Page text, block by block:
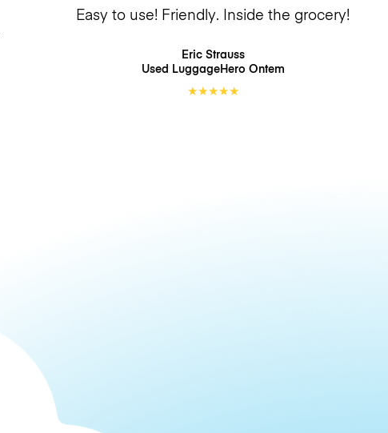
Easy to use! Friendly. Inside the grocery!
Eric Strauss
Used LuggageHero Ontem
★★★★★